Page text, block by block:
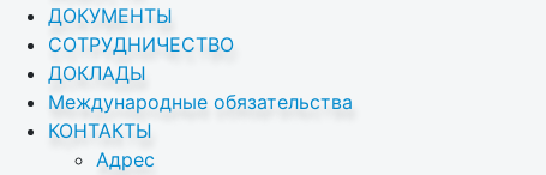
ДОКУМЕНТЫ
СОТРУДНИЧЕСТВО
ДОКЛАДЫ
Международные обязательства
КОНТАКТЫ
Адрес